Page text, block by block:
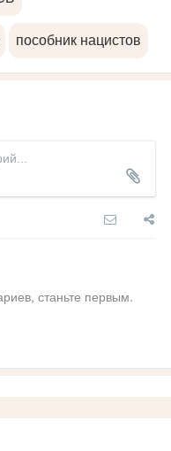
пособник нацистов
станьте первым.